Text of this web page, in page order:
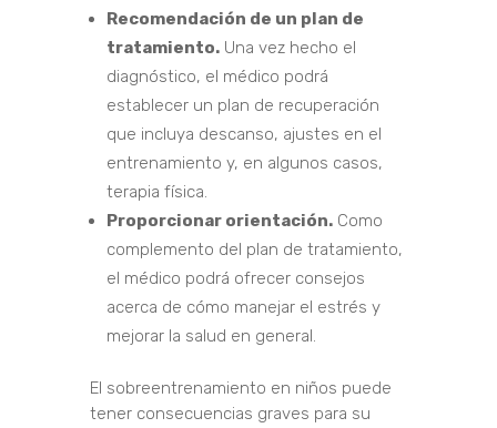
Recomendación de un plan de
tratamiento.Una vez hecho el
diagnóstico, el médico podrá
establecer un plan de recuperación
que incluya descanso, ajustes en el
entrenamiento y, en algunos casos,
terapia física.
Proporcionar orientación.Como
complemento del plan de tratamiento,
el médico podrá ofrecer consejos
acerca de cómo manejar el estrés y
mejorar la salud en general.
El sobreentrenamiento en niños puede
tener consecuencias graves para su